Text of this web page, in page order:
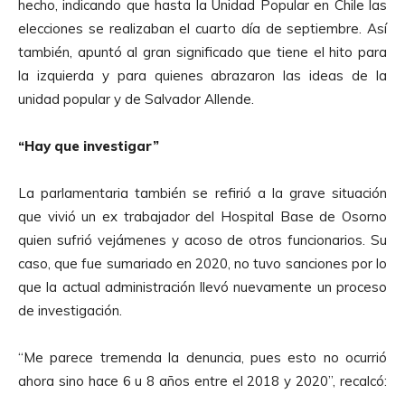
hecho, indicando que hasta la Unidad Popular en Chile las
elecciones se realizaban el cuarto día de septiembre. Así
también, apuntó al gran significado que tiene el hito para
la izquierda y para quienes abrazaron las ideas de la
unidad popular y de Salvador Allende.
“Hay que investigar”
La parlamentaria también se refirió a la grave situación
que vivió un ex trabajador del Hospital Base de Osorno
quien sufrió vejámenes y acoso de otros funcionarios. Su
caso, que fue sumariado en 2020, no tuvo sanciones por lo
que la actual administración llevó nuevamente un proceso
de investigación.
“Me parece tremenda la denuncia, pues esto no ocurrió
ahora sino hace 6 u 8 años entre el 2018 y 2020”, recalcó: